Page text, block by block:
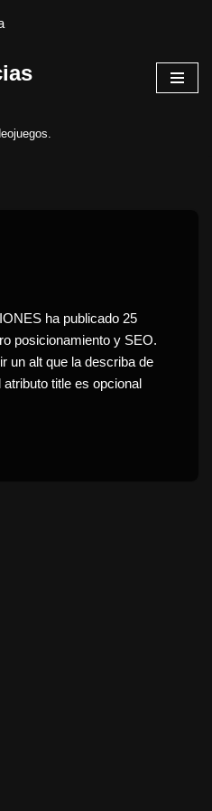
ha publicado 25
posicionamiento y SEO.
un alt que la describa de
title es opcional